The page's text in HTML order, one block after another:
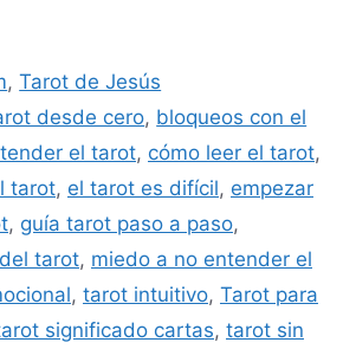
,Tarot de Jesús
desde cero, bloqueos con el
el tarot, cómo leer el tarot,
tarot, el tarot es difícil, empezar
, guía tarot paso a paso,
tarot, miedo a no entender el
, tarot intuitivo, Tarot para
significado cartas, tarot sin